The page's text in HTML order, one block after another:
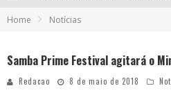
Home Notícias
Samba Prime Festival agitará o
Redacao 8 de maio de 2018